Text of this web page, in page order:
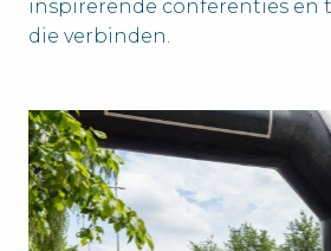
inspirerende conferenties en
die verbinden.